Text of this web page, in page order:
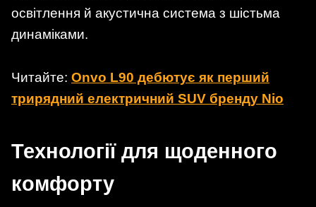
освітлення й акустична система з шістьма
динаміками.
Читайте: Onvo L90 дебютує як перший
трирядний електричний SUV бренду Nio
Технології для щоденного
комфорту